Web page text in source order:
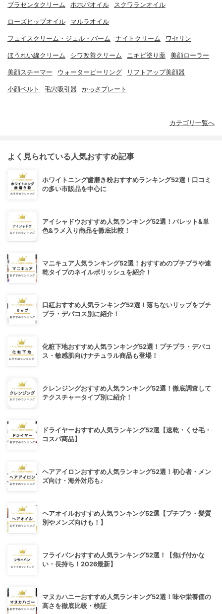
プラセンタクリーム ホホバオイル スクワランオイル
ローズヒップオイル マルラオイル
フェイスクリーム・ジェル・バーム ナイトクリーム ワセリン
ほうれい線クリーム シワ改善クリーム ニキビ塗り薬 美顔ローラー
美顔スチーマー ウォーターピーリング リフトアップ美顔器
小顔ベルト 毛穴吸引器 かっさプレート
カテゴリ一覧へ
よく見られている人気おすすめ記事
ホワイトニング歯磨き粉おすすめランキング52選！口コミ
の多い市販品を中心に
アイシャドウおすすめ人気ランキング52選！パレット&単
色&ラメ入り商品を徹底比較！
マニキュア人気ランキング52選！おすすめのプチプラや速
乾タイプのネイルポリッシュを紹介！
口紅おすすめ人気ランキング52選！落ちないリップをプチ
プラ・デパコス別に紹介！
化粧下地おすすめ人気ランキング52選！プチプラ・デパコ
ス・敏感肌向けナチュラル商品も登場！
クレンジングおすすめ人気ランキング52選！徹底調査して
テクスチャータイプ別に紹介！
ドライヤーおすすめ人気ランキング52選【速乾・くせ毛・
コスパ商品】
ヘアアイロンおすすめ人気ランキング52選！初心者・メン
ズ向け・海外対応も♪
ヘアオイルおすすめ人気ランキング52選【プチプラ・髪質
別やメンズ向けも！】
フライパンおすすめ人気ランキング52選！【焦げ付かな
い・長持ち！2026最新】
マヌカハニーおすすめ人気ランキング52選！味や栄養価の
高さを徹底比較・検証